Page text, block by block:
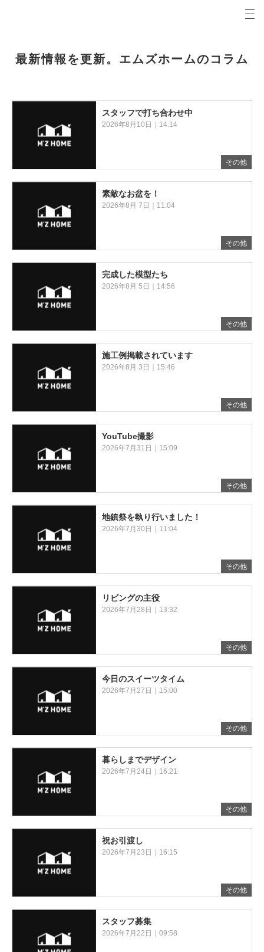
最新情報を更新。エムズホームのコラム
その他
スタッフで打ち合わせ中
2026年8月10日｜14:14
その他
素敵なお盆を！
2026年8月 7日｜11:04
その他
完成した模型たち
2026年8月 5日｜14:56
その他
施工例掲載されています
2026年8月 3日｜15:46
その他
YouTube撮影
2026年7月31日｜15:09
その他
地鎮祭を執り行いました！
2026年7月30日｜11:04
その他
リビングの主役
2026年7月28日｜13:32
その他
今日のスイーツタイム
2026年7月27日｜15:00
その他
暮らしまでデザイン
2026年7月24日｜16:21
その他
祝お引渡し
2026年7月23日｜16:15
スタッフ募集
2026年7月22日｜09:58